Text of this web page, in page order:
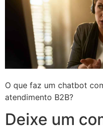
O que faz um chatbot
atendimento B2B?
Deixe um